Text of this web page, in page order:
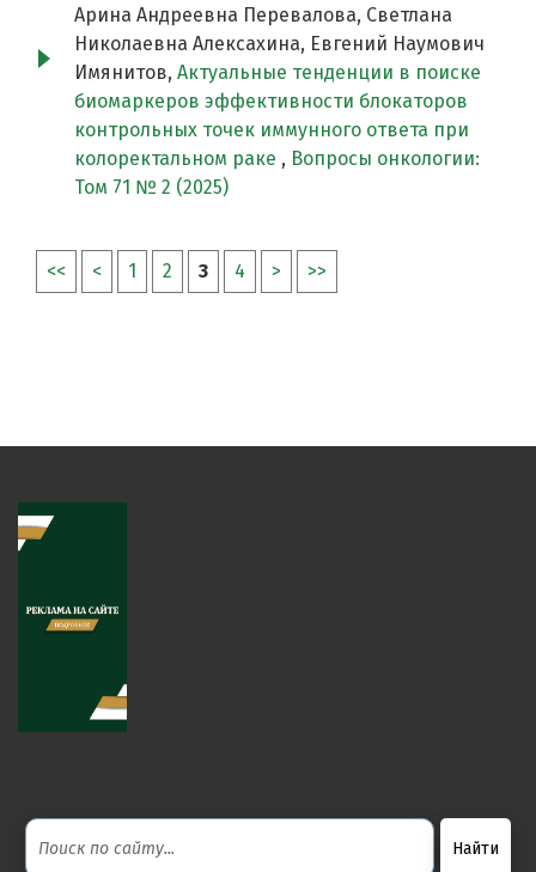
Арина Андреевна Перевалова, Светлана
Николаевна Алексахина, Евгений Наумович
Имянитов, Актуальные тенденции в поиске
биомаркеров эффективности блокаторов
контрольных точек иммунного ответа при
колоректальном раке , Вопросы онкологии:
Том 71 № 2 (2025)
<< < 1 2 3 4 > >>